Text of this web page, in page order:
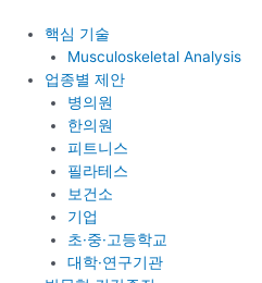
핵심 기술
Musculoskeletal Analysis
업종별 제안
병의원
한의원
피트니스
필라테스
보건소
기업
초·중·고등학교
대학·연구기관